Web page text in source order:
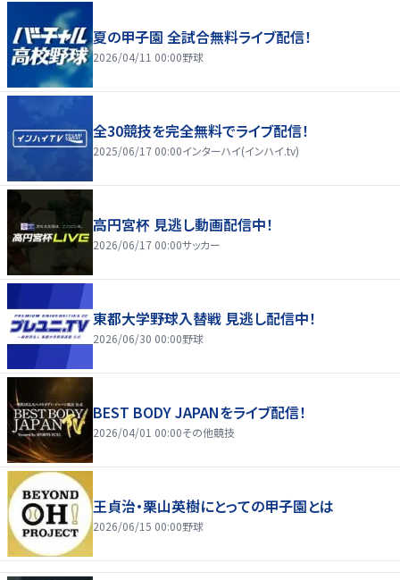
夏の甲子園 全試合無料ライブ配信！
2026/04/11 00:00野球
全30競技を完全無料でライブ配信！
2025/06/17 00:00インターハイ(インハイ.tv)
高円宮杯 見逃し動画配信中！
2026/06/17 00:00サッカー
東都大学野球入替戦 見逃し配信中！
2026/06/30 00:00野球
BEST BODY JAPANをライブ配信！
2026/04/01 00:00その他競技
王貞治・栗山英樹にとっての甲子園とは
2026/06/15 00:00野球